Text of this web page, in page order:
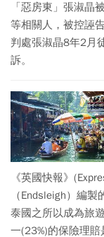
「惡房東」張淑晶
等相關人，被控誣
判處張淑晶8年2月
訴。
《英國快報》
（Endsleigh）編
泰國之所以成為旅
一(23%)的保險理